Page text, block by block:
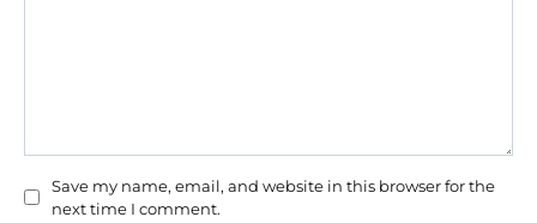
Save my name, email, and website in this browser for the
next time I comment.